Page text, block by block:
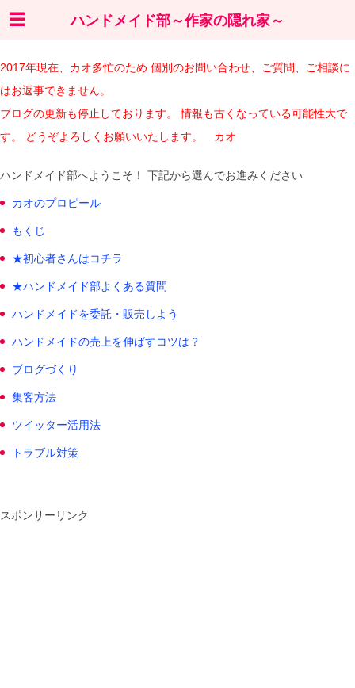
ハンドメイド部～作家の隠れ家～
2017年現在、カオ多忙のため 個別のお問い合わせ、ご質問、ご相談に
はお返事できません。
ブログの更新も停止しております。 情報も古くなっている可能性大で
す。 どうぞよろしくお願いいたします。 カオ
ハンドメイド部へようこそ！ 下記から選んでお進みください
カオのプロピール
もくじ
★初心者さんはコチラ
★ハンドメイド部よくある質問
ハンドメイドを委託・販売しよう
ハンドメイドの売上を伸ばすコツは？
ブログづくり
集客方法
ツイッター活用法
トラブル対策
スポンサーリンク